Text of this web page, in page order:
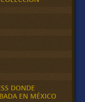
DONDE
EN MÉXICO